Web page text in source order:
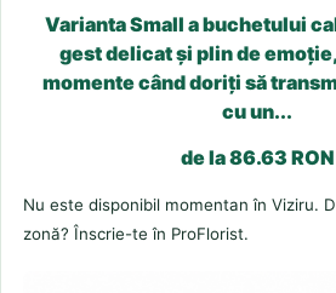
Varianta Small a buchetului
gest delicat și plin de
momente când doriți să
cu un...
de la 86.63 RON
Nu este disponibil momentan în Viziru.
zonă? Înscrie-te în ProFlorist.